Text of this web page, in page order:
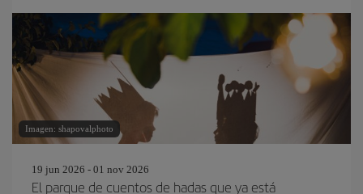
Imagen: shapovalphoto
19 jun 2026 - 01 nov 2026
El parque de cuentos de hadas que ya está